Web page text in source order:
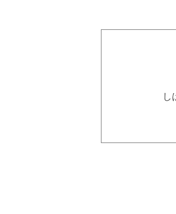
し